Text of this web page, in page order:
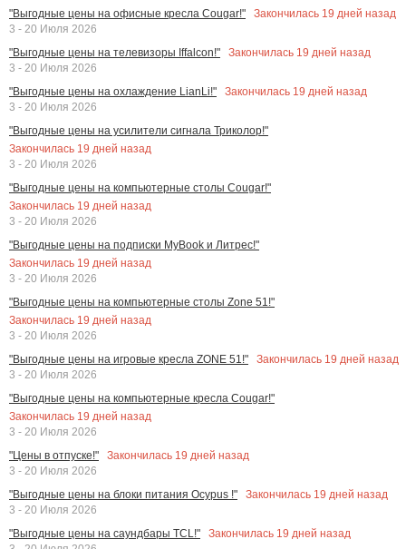
"Выгодные цены на офисные кресла Cougar!" Закончилась 19 дней назад
3 - 20 Июля 2026
"Выгодные цены на телевизоры Iffalcon!"
Закончилась 19 дней назад
3 - 20 Июля 2026
"Выгодные цены на охлаждение LianLi!"
Закончилась 19 дней назад
3 - 20 Июля 2026
"Выгодные цены на усилители сигнала Триколор!"
Закончилась 19 дней назад
3 - 20 Июля 2026
"Выгодные цены на компьютерные столы Cougar!"
Закончилась 19 дней назад
3 - 20 Июля 2026
"Выгодные цены на подписки MyBook и Литрес!"
Закончилась 19 дней назад
3 - 20 Июля 2026
"Выгодные цены на компьютерные столы Zone 51!"
Закончилась 19 дней назад
3 - 20 Июля 2026
"Выгодные цены на игровые кресла ZONE 51!"
Закончилась 19 дней назад
3 - 20 Июля 2026
"Выгодные цены на компьютерные кресла Cougar!"
Закончилась 19 дней назад
3 - 20 Июля 2026
"Цены в отпуске!"
Закончилась 19 дней назад
3 - 20 Июля 2026
"Выгодные цены на блоки питания Ocypus !"
Закончилась 19 дней назад
3 - 20 Июля 2026
"Выгодные цены на саундбары TCL!"
Закончилась 19 дней назад